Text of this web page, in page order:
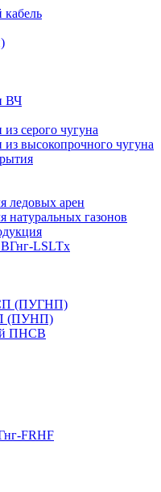
ВЧ
серого чугуна
высокопрочного чугуна
ледовых арен
натуральных газонов
LSLTx
(ПУГНП)
(ПУНП)
ПНСВ
FRHF